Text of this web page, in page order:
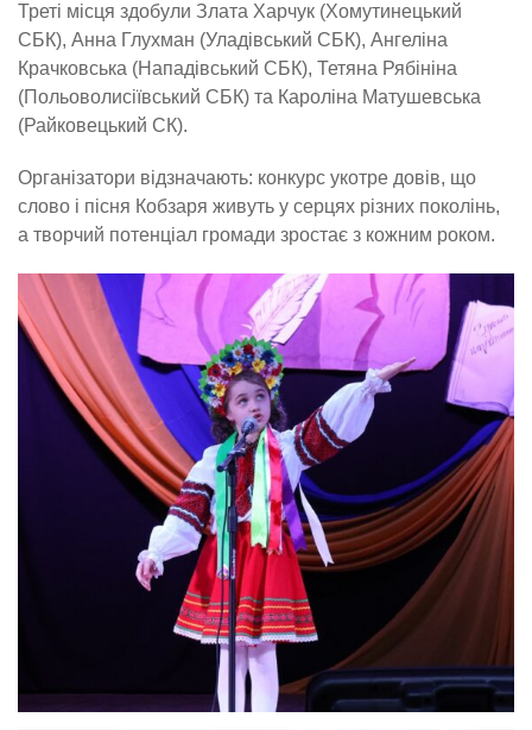
Треті місця здобули Злата Харчук (Хомутинецький
СБК), Анна Глухман (Уладівський СБК), Ангеліна
Крачковська (Нападівський СБК), Тетяна Рябініна
(Польоволисіївський СБК) та Кароліна Матушевська
(Райковецький СК).
Організатори відзначають: конкурс укотре довів, що
слово і пісня Кобзаря живуть у серцях різних поколінь,
а творчий потенціал громади зростає з кожним роком.